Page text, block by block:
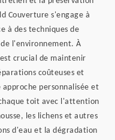
Couverture s'engage à
à des techniques de
l'environnement. À
crucial de maintenir
coûteuses et
personnalisée et
toit avec l'attention
les lichens et autres
d'eau et la dégradation